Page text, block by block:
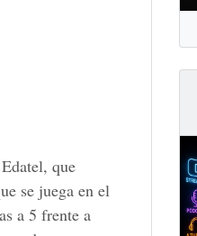
que
se juega en el
a 5 frente a